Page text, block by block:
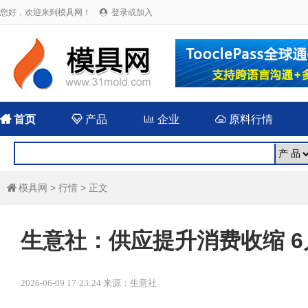
您好，欢迎来到模具网！  登录或加入
首页  产品 企业 原料行情
 模具网 > 行情 > 正文
生意社：供应提升消费收缩
2026-06-09 17:23:24 来源：生意社